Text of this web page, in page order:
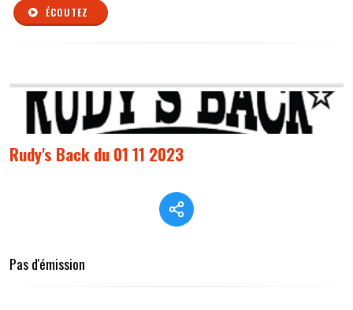
ÉCOUTEZ
Rudy's Back du 01 11 2023
Pas d'émission